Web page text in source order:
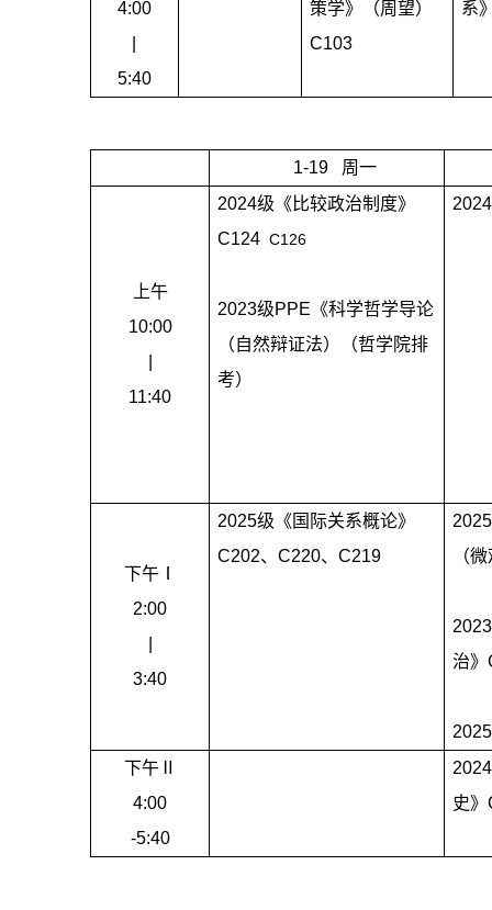
4:00
5:40
策学》（周望）
C103
系
1-19 周一
上午
10:00
11:40
2024级《比较政治制度》
C124C126
2023级PPE 《科学哲学导论
（自然辩证法）（哲学院排
考）
2024
下午Ⅰ
2:00
3:40
2025级《国际关系概论》
C202、C220、C219
2025
（
2023
治》
2025
下午Ⅱ
4:00
-5:40
2024
史》